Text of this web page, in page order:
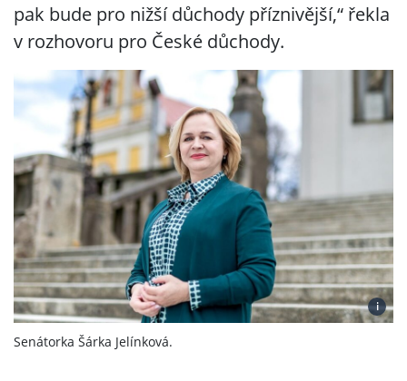
pak bude pro nižší důchody příznivější,“ řekla
v rozhovoru pro České důchody.
i
Senátorka Šárka Jelínková.